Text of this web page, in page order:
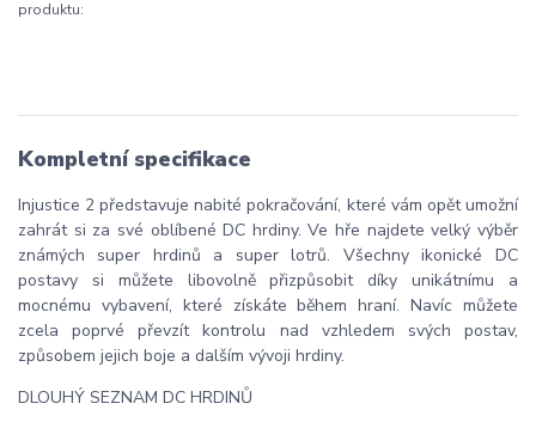
produktu:
Kompletní specifikace
Injustice 2 představuje nabité pokračování, které vám opět umožní
zahrát si za své oblíbené DC hrdiny. Ve hře najdete velký výběr
známých super hrdinů a super lotrů. Všechny ikonické DC
postavy si můžete libovolně přizpůsobit díky unikátnímu a
mocnému vybavení, které získáte během hraní. Navíc můžete
zcela poprvé převzít kontrolu nad vzhledem svých postav,
způsobem jejich boje a dalším vývoji hrdiny.
DLOUHÝ SEZNAM DC HRDINŮ